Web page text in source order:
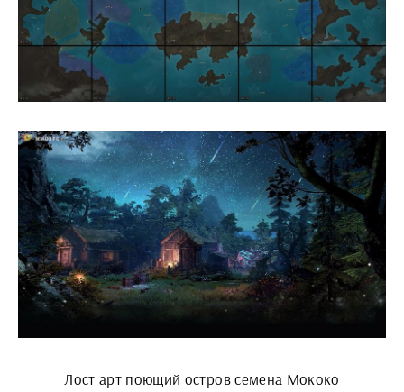
Лост арт поющий остров семена Мококо